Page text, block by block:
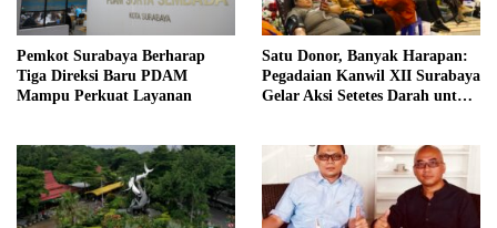
Pemkot Surabaya Berharap
Tiga Direksi Baru PDAM
Mampu Perkuat Layanan
Satu Donor, Banyak Harapan:
Pegadaian Kanwil XII Surabaya
Gelar Aksi Setetes Darah untuk